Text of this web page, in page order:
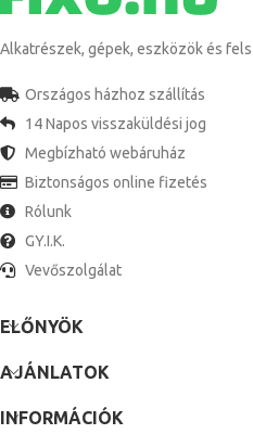
Alkatrészek, gépek, eszközök és
Országos házhoz szállítás
14 Napos visszaküldési jog
Megbízható webáruház
Biztonságos online fizetés
Rólunk
GY.I.K.
Vevőszolgálat
ELŐNYÖK
AJÁNLATOK
INFORMÁCIÓK